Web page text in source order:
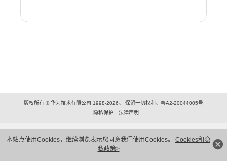
本站点使用Cookies，继续浏览表示您同意我们使用Cookies。 Cookies和隐
私政策>
版权所有 © 华为技术有限公司 1998-2026。 保留一切权利。粤A2-20044005号
隐私保护
法律声明